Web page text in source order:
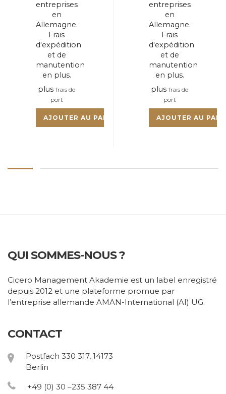
entreprises
en
Allemagne.
Frais
d'expédition
et de
manutention
en plus.
plus frais de
port
AJOUTER AU PANIER
entreprises
en
Allemagne.
Frais
d'expédition
et de
manutention
en plus.
plus frais de
port
AJOUTER AU
QUI SOMMES-NOUS ?
Cicero Management Akademie est un label enregistré
depuis 2012 et une plateforme promue par
l’entreprise allemande AMAN-International (AI) UG.
CONTACT
Postfach 330 317, 14173
Berlin
+49 (0) 30 –235 387 44